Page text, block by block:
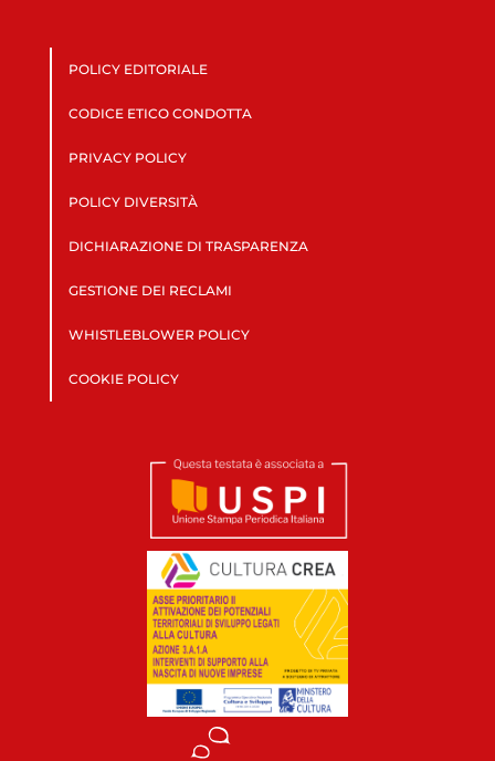
POLICY EDITORIALE
CODICE ETICO CONDOTTA
PRIVACY POLICY
POLICY DIVERSITÀ
DICHIARAZIONE DI TRASPARENZA
GESTIONE DEI RECLAMI
WHISTLEBLOWER POLICY
COOKIE POLICY